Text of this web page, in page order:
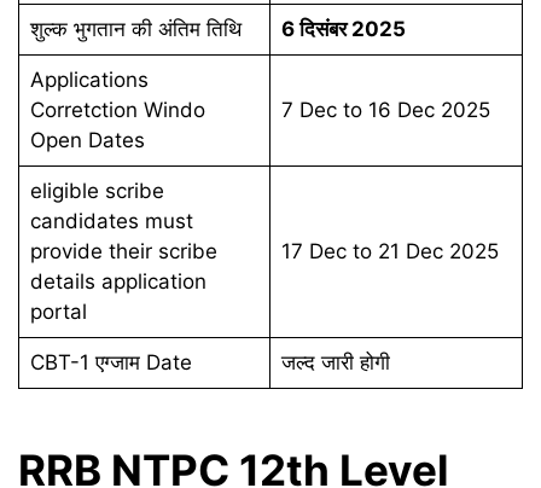
शुल्क भुगतान की अंतिम तिथि 6 दिसंबर 2025
Applications
Corretction Windo
Open Dates
7 Dec to 16 Dec 2025
eligible scribe
candidates must
provide their scribe
details application
portal
17 Dec to 21 Dec 2025
CBT-1 एग्जाम Date जल्द जारी होगी
RRB NTPC 12th Level